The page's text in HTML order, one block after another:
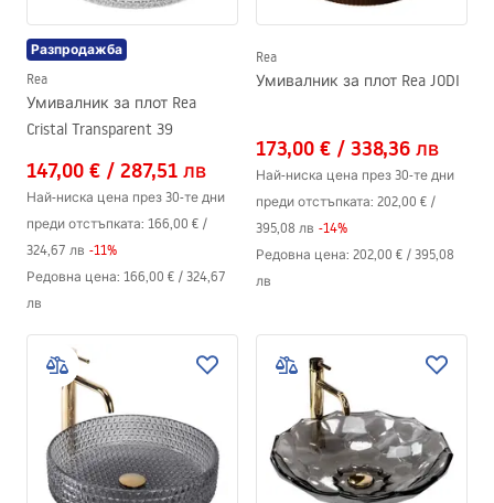
Разпродажба
Rea
Умивалник за плот Rea
Cristal Transparent 39
147,00 € / 287,51 лв
Най-ниска цена през 30-те дни
преди отстъпката: 166,00 € /
324,67 лв -11%
Редовна цена: 166,00 € / 324,67
лв
Rea
Умивалник за плот Rea JODI
173,00 € / 338,36 лв
Най-ниска цена през 30-те дни
преди отстъпката: 202,00 € /
395,08 лв -14%
Редовна цена: 202,00 € / 395,08
лв